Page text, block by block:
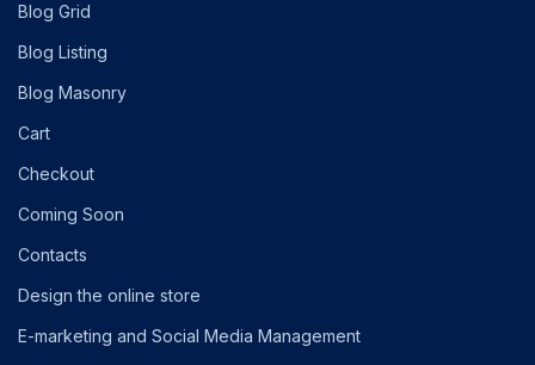
Blog Grid
Blog Listing
Blog Masonry
Cart
Checkout
Coming Soon
Contacts
Design the online store
E-marketing and Social Media Management